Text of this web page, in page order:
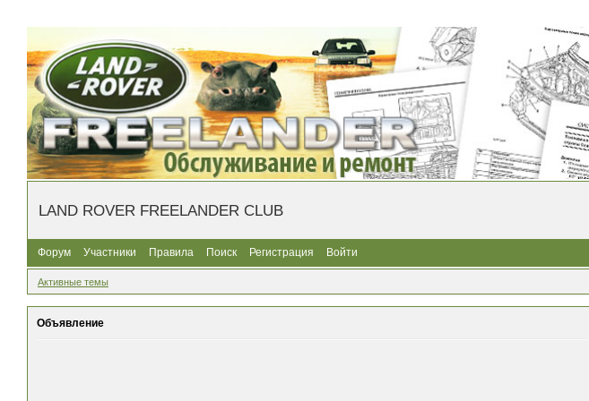
LAND ROVER FREELANDER CLUB
Форум Участники Правила Поиск Регистрация Войти
Активные темы
Объявление